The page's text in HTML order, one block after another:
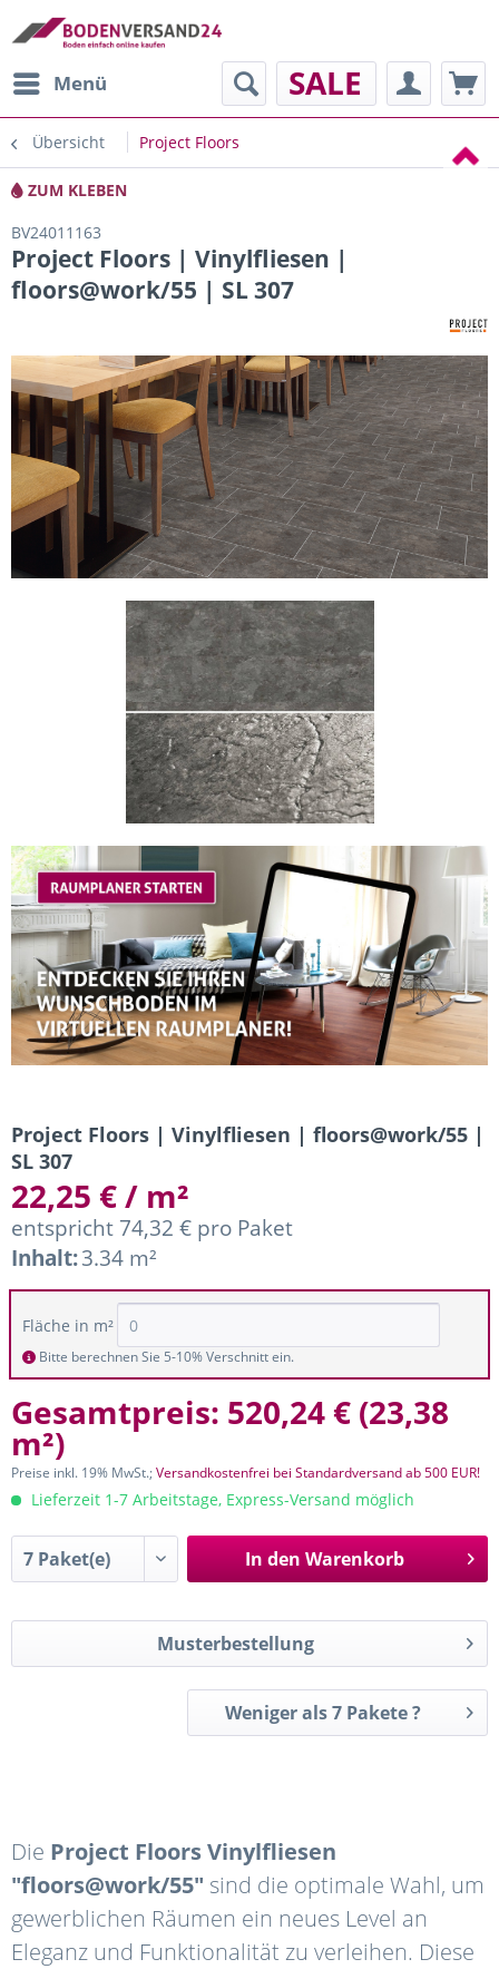
Menü SALE
Übersicht Project Floors
ZUM KLEBEN
BV24011163
Project Floors | Vinylfliesen |
floors@work/55 | SL 307
Project Floors | Vinylfliesen | floors@work/55 |
SL 307
22,25 € / m²
entspricht 74,32 € pro Paket
Inhalt:3.34 m²
Fläche in m²
Bitte berechnen Sie 5-10% Verschnitt ein.
Gesamtpreis: 520,24 € (23,38
m²)
Preise inkl. 19% MwSt.;Versandkostenfrei bei Standardversand ab 500 EUR!
Lieferzeit 1-7 Arbeitstage, Express-Versand möglich
In den Warenkorb
Musterbestellung
Weniger als 7 Pakete ?
Die Project Floors Vinylfliesen
"floors@work/55" sind die optimale Wahl, um
gewerblichen Räumen ein neues Level an
Eleganz und Funktionalität zu verleihen. Diese